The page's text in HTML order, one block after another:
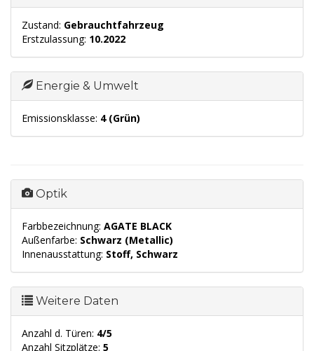
Zustand: Gebrauchtfahrzeug
Erstzulassung: 10.2022
Energie & Umwelt
Emissionsklasse: 4 (Grün)
Optik
Farbbezeichnung: AGATE BLACK
Außenfarbe: Schwarz (Metallic)
Innenausstattung: Stoff, Schwarz
Weitere Daten
Anzahl d. Türen: 4/5
Anzahl Sitzplätze: 5